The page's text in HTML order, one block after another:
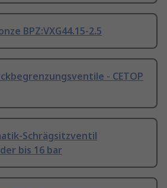
BPZ:VXG44.15-2.5
- CETOP
Schrägsitzventil
bis 16 bar